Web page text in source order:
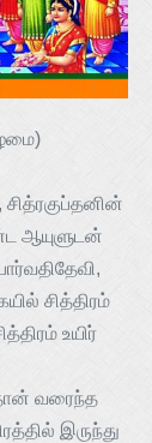
ஆயுளுடன்
சித்திரம்
உயிர்
வரைந்த
இருந்து